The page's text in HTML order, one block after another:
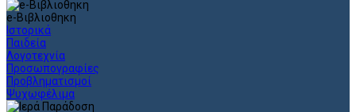
e-Βιβλιοθηκη
Ιστορικά
Παιδεία
Λογοτεχνία
Προσωπογραφίες
Προβληματισμοί
Ψυχωφέλιμα